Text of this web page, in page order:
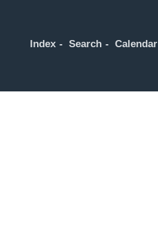
Index Search Calendar